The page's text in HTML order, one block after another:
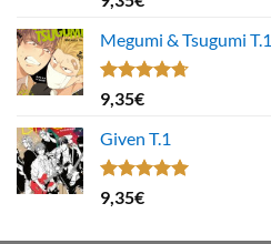
4.00
5Megumi & Tsugumi T.1
Note4.67
sur 5
9,35€
Given T.1
Note5.00
sur 5
9,35€